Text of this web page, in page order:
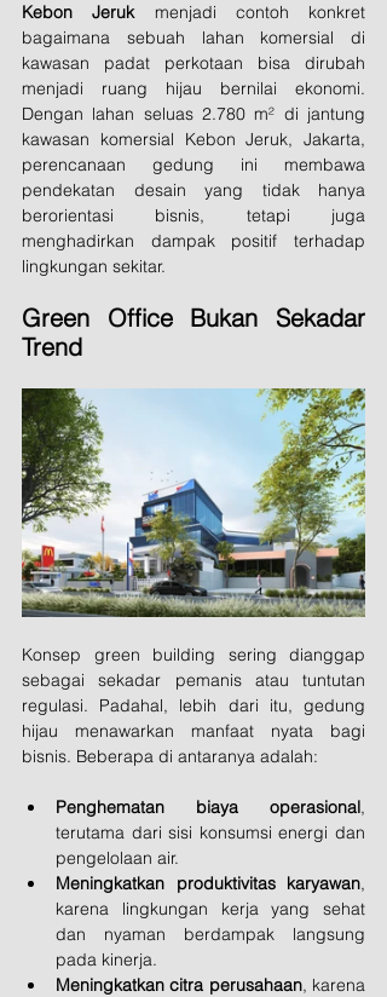
Kebon Jeruk menjadi contoh konkret
bagaimana sebuah lahan komersial di
kawasan padat perkotaan bisa dirubah
menjadi ruang hijau bernilai ekonomi.
Dengan lahan seluas 2.780 m² di jantung
kawasan komersial Kebon Jeruk, Jakarta,
perencanaan gedung ini membawa
pendekatan desain yang tidak hanya
berorientasi bisnis, tetapi juga
menghadirkan dampak positif terhadap
lingkungan sekitar.
Green Office Bukan Sekadar
Trend
Konsep green building sering dianggap
sebagai sekadar pemanis atau tuntutan
regulasi. Padahal, lebih dari itu, gedung
hijau menawarkan manfaat nyata bagi
bisnis. Beberapa di antaranya adalah:
Penghematan biaya operasional,
terutama dari sisi konsumsi energi dan
pengelolaan air.
Meningkatkan produktivitas karyawan,
karena lingkungan kerja yang sehat
dan nyaman berdampak langsung
pada kinerja.
Meningkatkan citra perusahaan, karena